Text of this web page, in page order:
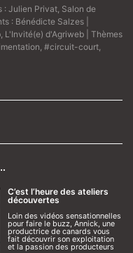
: Julien Privat Salon de
: Bénédicte Salzes
L'Invité(e) d'Agriweb | Thèmes
#circuit-court
C’est l’heure des ateliers
découvertes
Loin des vidéos sensationnelles
pour faire le buzz, Annick, une
productrice de canards vous
fait découvrir son exploitation
et la passion des producteurs